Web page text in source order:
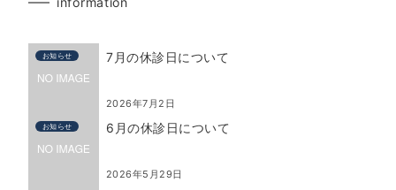
お知らせ 7月の休診日について
2026年7月2日
お知らせ 6月の休診日について
2026年5月29日